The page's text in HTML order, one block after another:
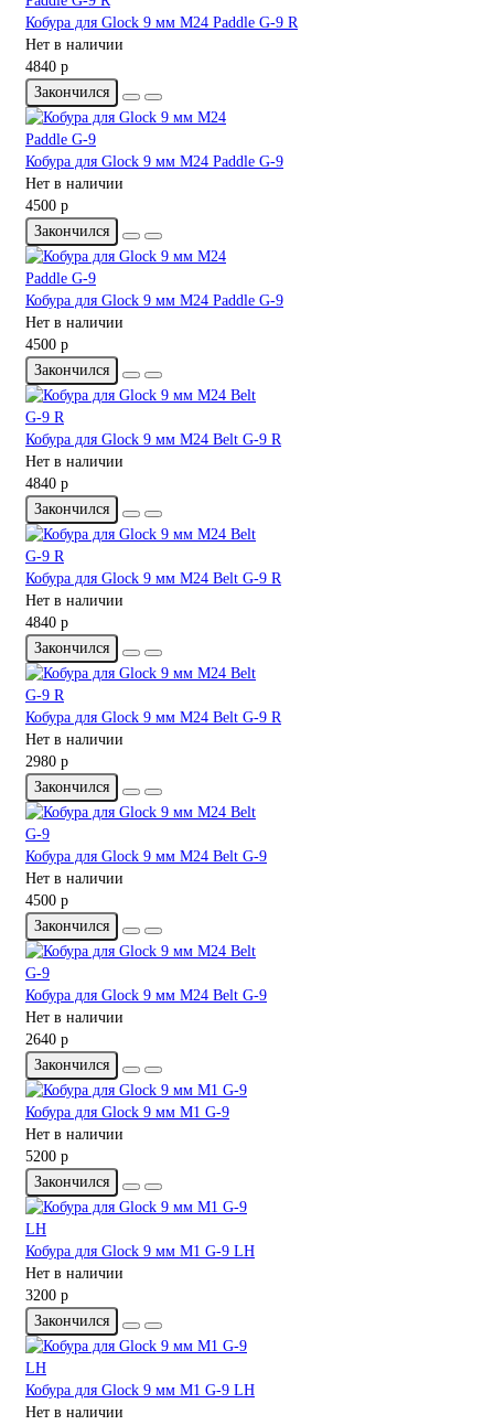
Кобура для Glock 9 мм M24 Paddle G-9 R
Нет в наличии
4840 р
Закончился
Кобура для Glock 9 мм M24 Paddle G-9
Нет в наличии
4500 р
Закончился
Кобура для Glock 9 мм M24 Paddle G-9
Нет в наличии
4500 р
Закончился
Кобура для Glock 9 мм M24 Belt G-9 R
Нет в наличии
4840 р
Закончился
Кобура для Glock 9 мм M24 Belt G-9 R
Нет в наличии
4840 р
Закончился
Кобура для Glock 9 мм M24 Belt G-9 R
Нет в наличии
2980 р
Закончился
Кобура для Glock 9 мм M24 Belt G-9
Нет в наличии
4500 р
Закончился
Кобура для Glock 9 мм M24 Belt G-9
Нет в наличии
2640 р
Закончился
Кобура для Glock 9 мм M1 G-9
Нет в наличии
5200 р
Закончился
Кобура для Glock 9 мм M1 G-9 LH
Нет в наличии
3200 р
Закончился
Кобура для Glock 9 мм M1 G-9 LH
Нет в наличии